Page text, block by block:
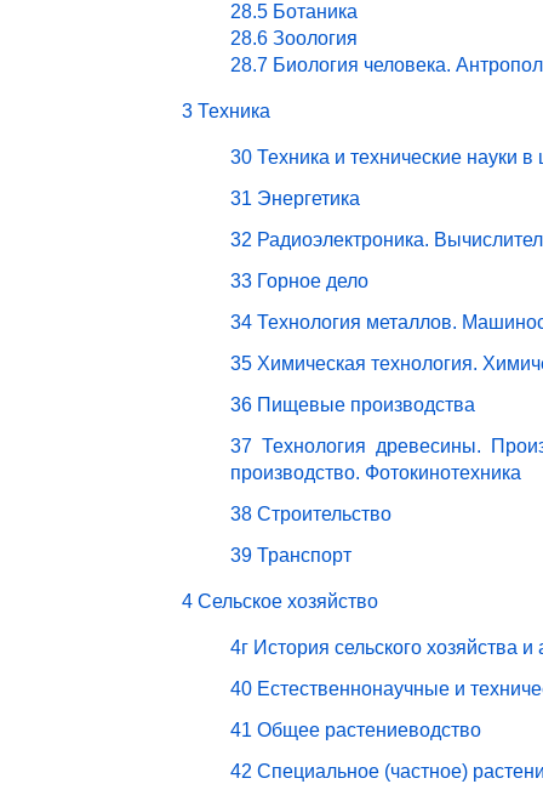
28.5 Ботаника
28.6 Зоология
28.7 Биология человека.
3 Техника
30 Техника и технические науки в
31 Энергетика
32 Радиоэлектроника.
33 Горное дело
34 Технология металлов.
35 Химическая технология.
36 Пищевые производства
37 Технология древесины.
производство. Фотокинотехника
38 Строительство
39 Транспорт
4 Сельское хозяйство
4г История сельского хозяйства
40 Естественнонаучные и
41 Общее растениеводство
42 Специальное (частное)